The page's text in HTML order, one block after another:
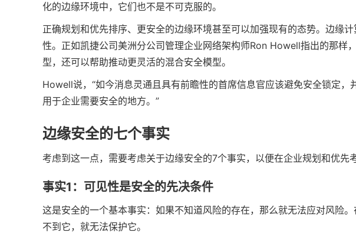
化的边缘环境中，它们也不是不可克服的。
正确规划和优先排序、更安全的边缘环境甚至可以加强现有的态势。边缘
性。正如凯捷公司美洲分公司管理企业网络架构师Ron Howell指出的那样
型，还可以帮助推动更灵活的混合安全模型。
Howell说，“如今消息灵通且具有前瞻性的首席信息官应该避免安全锁定
用于企业需要安全的地方。”
边缘安全的七个事实
考虑到这一点，需要考虑关于边缘安全的7个事实，以便在企业规划和优先
事实1：可见性是安全的先决条件
这是安全的一个基本事实：如果不知道风险的存在，那么就无法应对风险
不到它，就无法保护它。